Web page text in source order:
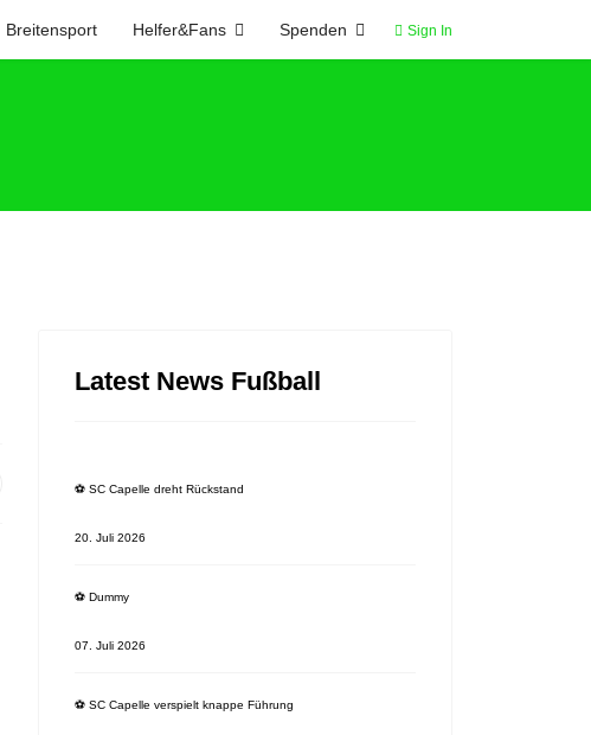
Breitensport Helfer&Fans Spenden Sign In
Latest News Fußball
⚽️ SC Capelle dreht Rückstand
20. Juli 2026
⚽️ Dummy
07. Juli 2026
⚽️ SC Capelle verspielt knappe Führung